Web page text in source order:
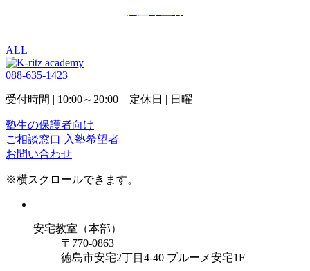
ALL
088-635-1423
受付時間 | 10:00～20:00 定休日 | 日曜
塾生の保護者向け
ご相談窓口 入塾希望者
お問い合わせ
※横スクロールできます。
安宅教室（本部）
〒770-0863
徳島市安宅2丁目4-40 ブルーメ安宅1F